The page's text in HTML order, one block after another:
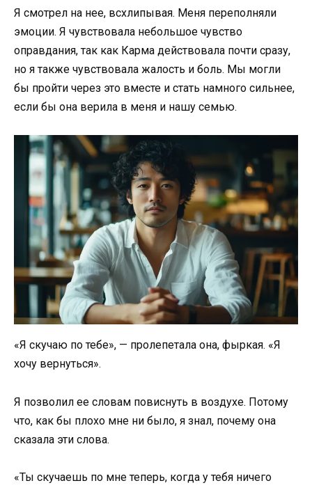
Я смотрел на нее, всхлипывая. Меня переполняли
эмоции. Я чувствовала небольшое чувство
оправдания, так как Карма действовала почти сразу,
но я также чувствовала жалость и боль. Мы могли
бы пройти через это вместе и стать намного сильнее,
если бы она верила в меня и нашу семью.
«Я скучаю по тебе», — пролепетала она, фыркая. «Я
хочу вернуться».
Я позволил ее словам повиснуть в воздухе. Потому
что, как бы плохо мне ни было, я знал, почему она
сказала эти слова.
«Ты скучаешь по мне теперь, когда у тебя ничего